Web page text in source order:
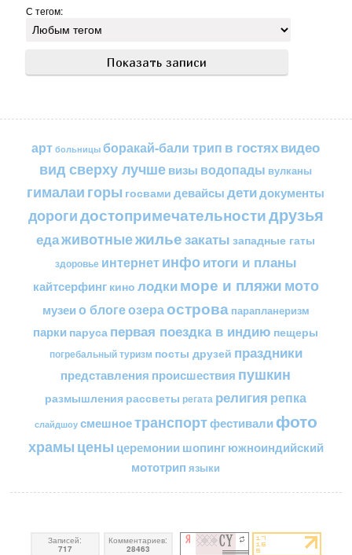
С тегом:
арт больницы боракай-бали трип в гостяхвидео
вид сверху лучшевизы водопады вулканы
гималаи горы госвами девайсы детидокументы
дорогидостопримечательностидрузья
едаживотныежильезакаты западные гаты
здоровье интернетинфоитоги и планы
кайтсерфинг кино лодкиморе и пляжимото
музеи о блогеозераострова парапланеризм
парки паруса первая поездка в индию пещеры
погребальный туризм посты друзей праздники
представления происшествия пушкин
размышления рассветы регата религия репка
слайдшоу смешноетранспортфестивали фото
храмы цены церемонии шопингюжноиндийский
мототрип языки
Записей:
717
Комментариев:
28463